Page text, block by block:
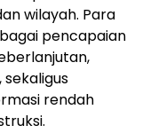
wilayah. Para
pencapaian
rendah